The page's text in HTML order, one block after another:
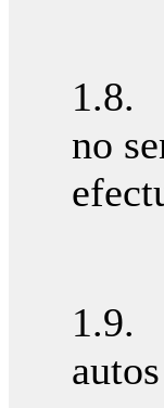
1.8.
no
1.9.